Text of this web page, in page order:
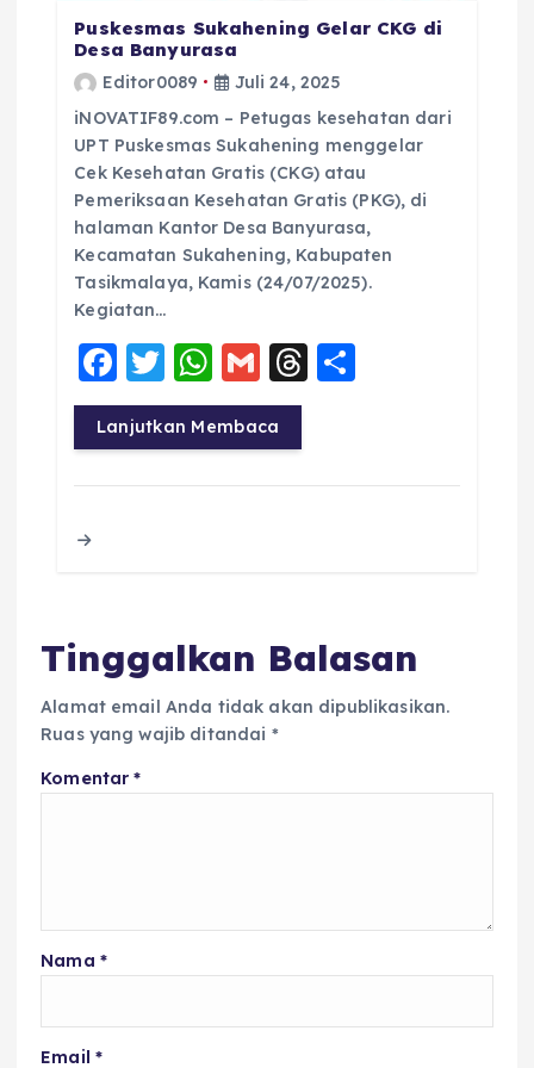
Puskesmas Sukahening Gelar CKG di
Desa Banyurasa
Editor0089
Juli 24, 2025
iNOVATIF89.com – Petugas kesehatan dari
UPT Puskesmas Sukahening menggelar
Cek Kesehatan Gratis (CKG) atau
Pemeriksaan Kesehatan Gratis (PKG), di
halaman Kantor Desa Banyurasa,
Kecamatan Sukahening, Kabupaten
Tasikmalaya, Kamis (24/07/2025).
Kegiatan…
F
a
c
e
T
w
it
te
W
h
a
ts
G
m
ai
l
T
a re
Lanjutkan Membaca
Tinggalkan Balasan
Alamat email Anda tidak akan dipublikasikan.
Ruas yang wajib ditandai *
Komentar*
Nama *
Email *